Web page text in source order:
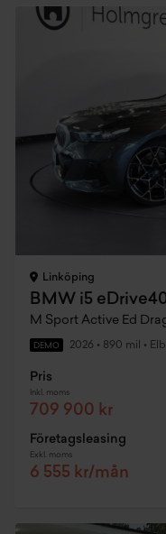
Linköping
BMW i5
M Sport Active Ed
DEMO 2026 • 890 mil •
Pris
Inkl. moms
709 900 kr
Företagsleasing
Exkl. moms
6 555 kr/mån